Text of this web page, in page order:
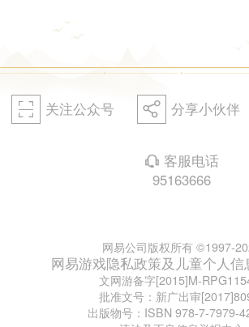
򰀁 关注公众号 򰀂 分享小伙伴
򰀃 客服电话
95163666
网易公司版权所有 ©1997-
网易游戏隐私政策及儿童个人信
文网游备字[2015]M-
批准文号：新广出审
出版物号：ISBN 978-7-7979-